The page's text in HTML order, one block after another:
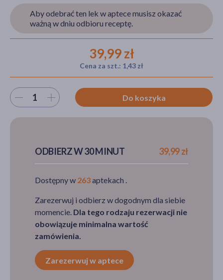
Aby odebrać ten lek w aptece musisz okazać
ważną w dniu odbioru receptę.
39,99 zł
Cena za szt.: 1,43 zł
Wybierz ilość Do koszyka
ODBIERZ W 30 MINUT 39,99 zł
Dostępny w 263aptekach .
Zarezerwuj i odbierz w dogodnym dla siebie
momencie. Dla tego rodzaju rezerwacji nie
obowiązuje minimalna wartość
zamówienia.
Zarezerwuj w aptece